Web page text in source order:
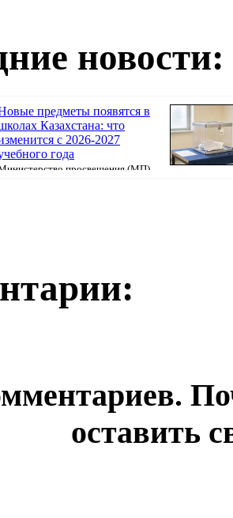
новости:
предметы появятся в
Казахстана: что
с 2026-2027
года
просвещения (МП)
оставить